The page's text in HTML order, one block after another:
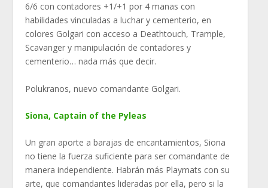
6/6 con contadores +1/+1 por 4 manas con
habilidades vinculadas a luchar y cementerio, en
colores Golgari con acceso a Deathtouch, Trample,
Scavanger y manipulación de contadores y
cementerio… nada más que decir.
Polukranos, nuevo comandante Golgari.
Siona, Captain of the Pyleas
Un gran aporte a barajas de encantamientos, Siona
no tiene la fuerza suficiente para ser comandante de
manera independiente. Habrán más Playmats con su
arte, que comandantes lideradas por ella, pero si la